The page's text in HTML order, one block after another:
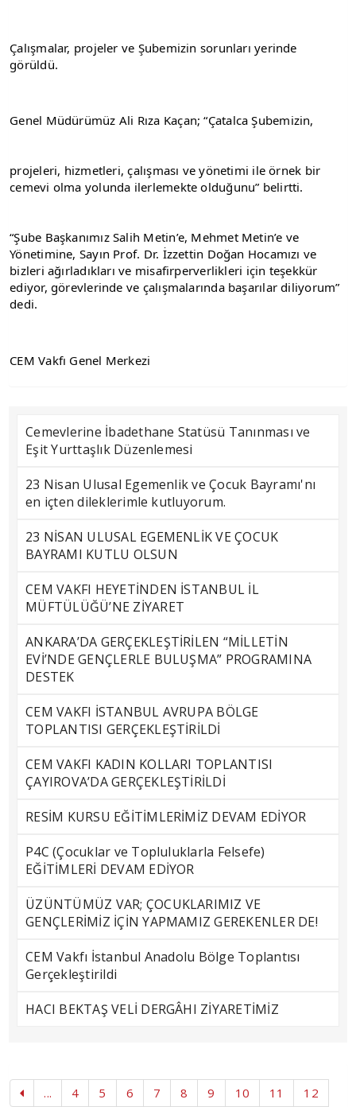
Çalışmalar, projeler ve Şubemizin sorunları yerinde
görüldü.
Genel Müdürümüz Ali Rıza Kaçan; “Çatalca Şubemizin,
projeleri, hizmetleri, çalışması ve yönetimi ile örnek bir
cemevi olma yolunda ilerlemekte olduğunu” belirtti.
“Şube Başkanımız Salih Metin’e, Mehmet Metin’e ve
Yönetimine, Sayın Prof. Dr. İzzettin Doğan Hocamızı ve
bizleri ağırladıkları ve misafirperverlikleri için teşekkür
ediyor, görevlerinde ve çalışmalarında başarılar diliyorum”
dedi.
CEM Vakfı Genel Merkezi
Cemevlerine İbadethane Statüsü Tanınması ve
Eşit Yurttaşlık Düzenlemesi
23 Nisan Ulusal Egemenlik ve Çocuk Bayramı'nı
en içten dileklerimle kutluyorum.
23 NİSAN ULUSAL EGEMENLİK VE ÇOCUK
BAYRAMI KUTLU OLSUN
CEM VAKFI HEYETİNDEN İSTANBUL İL
MÜFTÜLÜĞÜ’NE ZİYARET
ANKARA’DA GERÇEKLEŞTİRİLEN “MİLLETİN
EVİ’NDE GENÇLERLE BULUŞMA” PROGRAMINA
DESTEK
CEM VAKFI İSTANBUL AVRUPA BÖLGE
TOPLANTISI GERÇEKLEŞTİRİLDİ
CEM VAKFI KADIN KOLLARI TOPLANTISI
ÇAYIROVA’DA GERÇEKLEŞTİRİLDİ
RESİM KURSU EĞİTİMLERİMİZ DEVAM EDİYOR
P4C (Çocuklar ve Topluluklarla Felsefe)
EĞİTİMLERİ DEVAM EDİYOR
ÜZÜNTÜMÜZ VAR; ÇOCUKLARIMIZ VE
GENÇLERİMİZ İÇİN YAPMAMIZ GEREKENLER DE!
CEM Vakfı İstanbul Anadolu Bölge Toplantısı
Gerçekleştirildi
HACI BEKTAŞ VELİ DERGÂHI ZİYARETİMİZ
... 4 5 6 7 8 9 10 11 12